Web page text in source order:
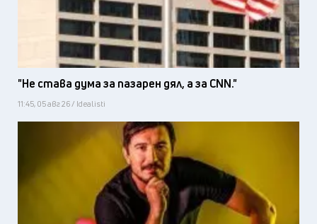
"Не става дума за пазарен дял, а за CNN."
11:45, 05 авг 26 / Idealisti